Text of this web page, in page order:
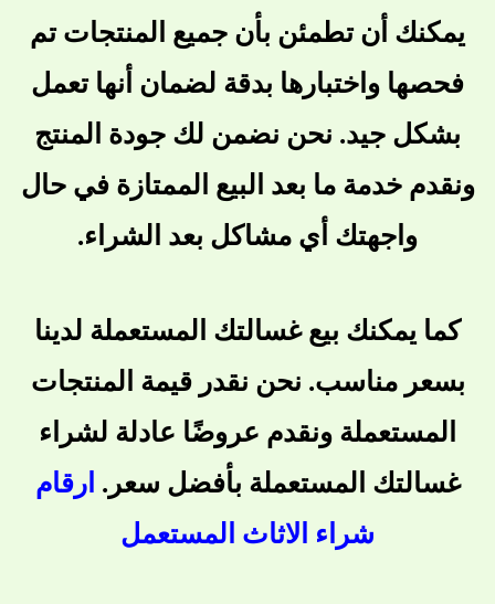
يمكنك أن تطمئن بأن جميع المنتجات تم
فحصها واختبارها بدقة لضمان أنها تعمل
بشكل جيد. نحن نضمن لك جودة المنتج
ونقدم خدمة ما بعد البيع الممتازة في حال
واجهتك أي مشاكل بعد الشراء.
كما يمكنك بيع غسالتك المستعملة لدينا
بسعر مناسب. نحن نقدر قيمة المنتجات
المستعملة ونقدم عروضًا عادلة لشراء
غسالتك المستعملة بأفضل سعر. ارقام
شراء الاثاث المستعمل